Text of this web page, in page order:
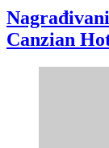
Canzian